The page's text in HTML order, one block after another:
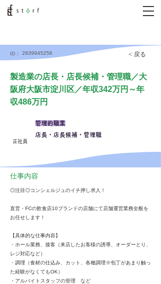
ID： 2839945258 < 戻る
製造業の店長・店長候補・管理職／大
阪府大阪市淀川区／年収342万円～年
収486万円
正社員
管理的職業
店長・店長候補・管理職
仕事内容
◎注目◎コンシェルジュのイチ押し求人！
直営・FCの飲食店10ブランドの店舗にて店舗運営業務全般を
お任せします！
【具体的な仕事内容】
・ホール業務、接客（来店したお客様の誘導、オーダーとり、
レジ対応など）
・調理（食材の仕込み、カット、各種調理※包丁があまり触っ
た経験がなくてもOK）
・アルバイトスタッフの管理 など